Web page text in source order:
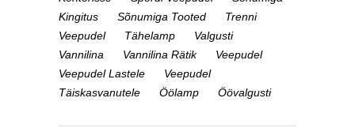
Kingitus
Sõnumiga Tooted
Trenni
Veepudel
Tähelamp
Valgusti
Vannilina
Vannilina Rätik
Veepudel
Veepudel Lastele
Veepudel
Täiskasvanutele
Öölamp Öövalgusti